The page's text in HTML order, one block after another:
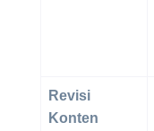
Revisi
Konten